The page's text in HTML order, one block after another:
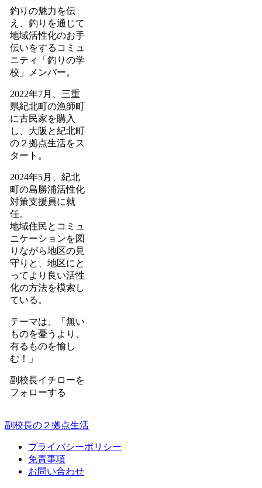
釣りの魅力を伝
え、釣りを通じて
地域活性化のお手
伝いをするコミュ
ニティ「釣りの学
校」メンバー。
2022年7月、三重
県紀北町の漁師町
に古民家を購入
し、大阪と紀北町
の２拠点生活をス
タート。
2024年5月、紀北
町の島勝浦活性化
対策支援員に就
任。
地域住民とコミュ
ニケーションを図
りながら地区の見
守りと、地区にと
ってより良い活性
化の方法を模索し
ている。
テーマは、「無い
ものを憂うより、
有るものを愉し
む！」
副校長イチローを
フォローする
副校長の２拠点生活
プライバシーポリシー
免責事項
お問い合わせ